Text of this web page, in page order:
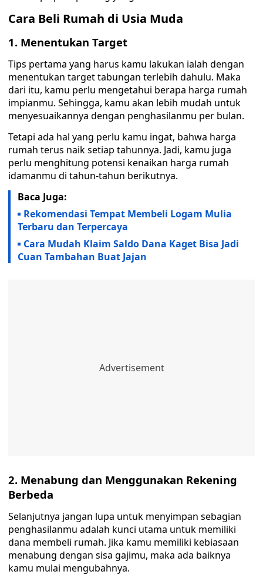
Cara Beli Rumah di Usia Muda
1. Menentukan Target
Tips pertama yang harus kamu lakukan ialah dengan
menentukan target tabungan terlebih dahulu. Maka
dari itu, kamu perlu mengetahui berapa harga rumah
impianmu. Sehingga, kamu akan lebih mudah untuk
menyesuaikannya dengan penghasilanmu per bulan.
Tetapi ada hal yang perlu kamu ingat, bahwa harga
rumah terus naik setiap tahunnya. Jadi, kamu juga
perlu menghitung potensi kenaikan harga rumah
idamanmu di tahun-tahun berikutnya.
Baca Juga:
Rekomendasi Tempat Membeli Logam Mulia
Terbaru dan Terpercaya
Cara Mudah Klaim Saldo Dana Kaget Bisa Jadi
Cuan Tambahan Buat Jajan
2. Menabung dan Menggunakan Rekening
Berbeda
Selanjutnya jangan lupa untuk menyimpan sebagian
penghasilanmu adalah kunci utama untuk memiliki
dana membeli rumah. Jika kamu memiliki kebiasaan
menabung dengan sisa gajimu, maka ada baiknya
kamu mulai mengubahnya.